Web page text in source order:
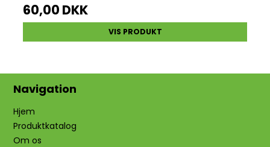
60,00 DKK
VIS PRODUKT
Navigation
Hjem
Produktkatalog
Om os